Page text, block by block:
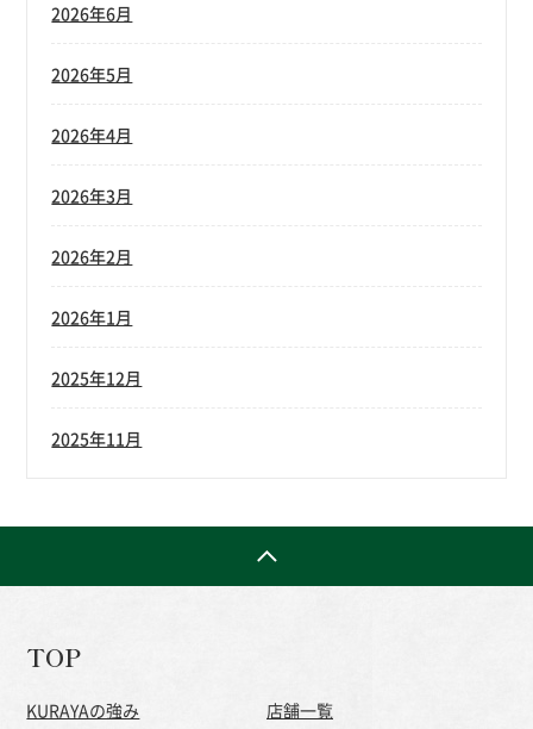
2026年6月
2026年5月
2026年4月
2026年3月
2026年2月
2026年1月
2025年12月
2025年11月
TOP
KURAYAの強み
店舗一覧